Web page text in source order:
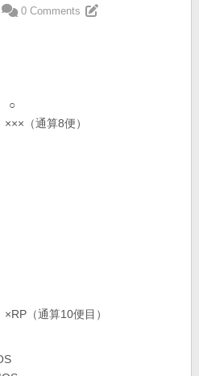
0 Comments
○
（通算8便）
（通算10便目）